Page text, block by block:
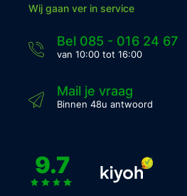
Wij gaan ver in service
Bel 085 - 016 24 67
van 10:00 tot 16:00
Mail je vraag
Binnen 48u antwoord
9.7